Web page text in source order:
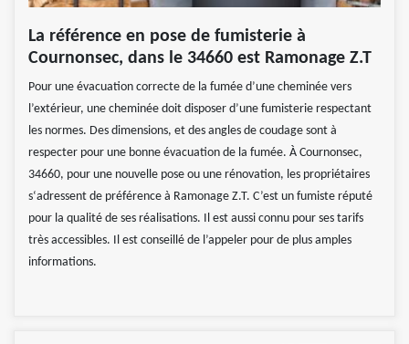
La référence en pose de fumisterie à
Cournonsec, dans le 34660 est Ramonage Z.T
Pour une évacuation correcte de la fumée d’une cheminée vers
l’extérieur, une cheminée doit disposer d’une fumisterie respectant
les normes. Des dimensions, et des angles de coudage sont à
respecter pour une bonne évacuation de la fumée. À Cournonsec,
34660, pour une nouvelle pose ou une rénovation, les propriétaires
s‘adressent de préférence à Ramonage Z.T. C’est un fumiste réputé
pour la qualité de ses réalisations. Il est aussi connu pour ses tarifs
très accessibles. Il est conseillé de l’appeler pour de plus amples
informations.